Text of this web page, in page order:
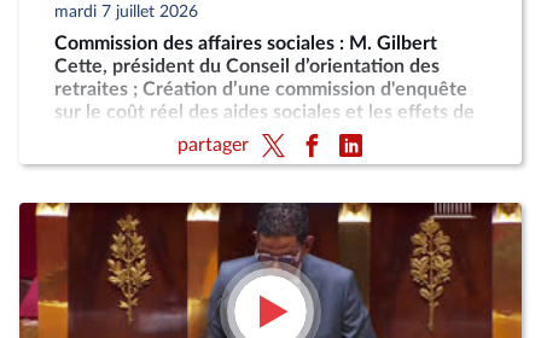
mardi 7 juillet 2026
Commission des affaires sociales : M. Gilbert
Cette, président du Conseil d’orientation des
retraites ; Création d’une commission d'enquête
sur le coût réel des aides sociales et les effets de
désincitation au travail engendrés par leur cumul
partager